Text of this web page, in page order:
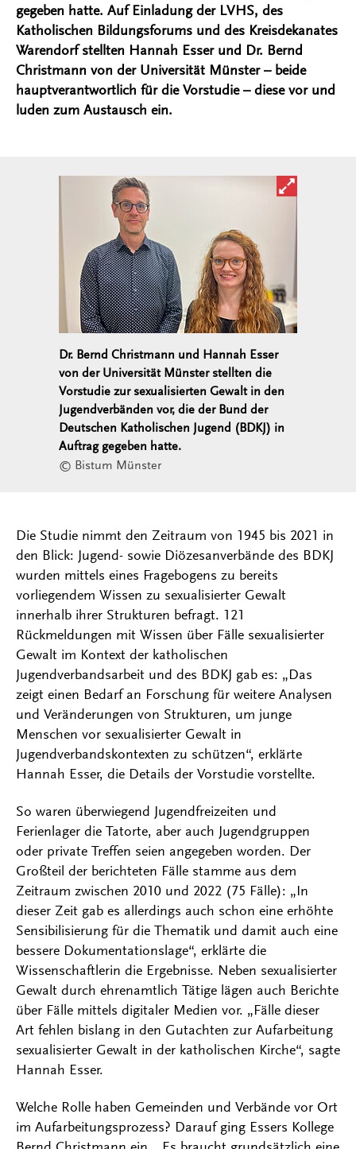
gegeben hatte. Auf Einladung der LVHS, des
Katholischen Bildungsforums und des Kreisdekanates
Warendorf stellten Hannah Esser und Dr. Bernd
Christmann von der Universität Münster – beide
hauptverantwortlich für die Vorstudie – diese vor und
luden zum Austausch ein.
Bild in
Dr. Bernd Christmann und Hannah Esser
von der Universität Münster stellten die
Vorstudie zur sexualisierten Gewalt in den
Jugendverbänden vor, die der Bund der
Deutschen Katholischen Jugend (BDKJ) in
Auftrag gegeben hatte.
© Bistum Münster
Die Studie nimmt den Zeitraum von 1945 bis 2021 in
den Blick: Jugend- sowie Diözesanverbände des BDKJ
wurden mittels eines Fragebogens zu bereits
vorliegendem Wissen zu sexualisierter Gewalt
innerhalb ihrer Strukturen befragt. 121
Rückmeldungen mit Wissen über Fälle sexualisierter
Gewalt im Kontext der katholischen
Jugendverbandsarbeit und des BDKJ gab es: „Das
zeigt einen Bedarf an Forschung für weitere Analysen
und Veränderungen von Strukturen, um junge
Menschen vor sexualisierter Gewalt in
Jugendverbandskontexten zu schützen“, erklärte
Hannah Esser, die Details der Vorstudie vorstellte.
So waren überwiegend Jugendfreizeiten und
Ferienlager die Tatorte, aber auch Jugendgruppen
oder private Treffen seien angegeben worden. Der
Großteil der berichteten Fälle stamme aus dem
Zeitraum zwischen 2010 und 2022 (75 Fälle): „In
dieser Zeit gab es allerdings auch schon eine erhöhte
Sensibilisierung für die Thematik und damit auch eine
bessere Dokumentationslage“, erklärte die
Wissenschaftlerin die Ergebnisse. Neben sexualisierter
Gewalt durch ehrenamtlich Tätige lägen auch Berichte
über Fälle mittels digitaler Medien vor. „Fälle dieser
Art fehlen bislang in den Gutachten zur Aufarbeitung
sexualisierter Gewalt in der katholischen Kirche“, sagte
Hannah Esser.
Welche Rolle haben Gemeinden und Verbände vor Ort
im Aufarbeitungsprozess? Darauf ging Essers Kollege